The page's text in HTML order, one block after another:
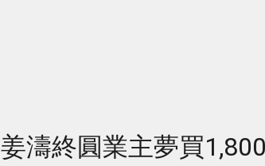
姜濤終圓業主夢買